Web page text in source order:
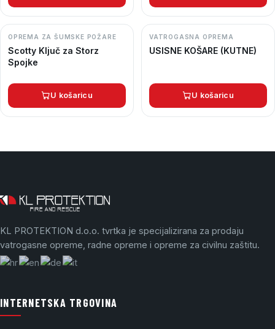
OPREMA ZA ŠUMSKE POŽARE
Scotty Ključ za Storz
Spojke
U košaricu
VATROGASNA OPREMA
USISNE KOŠARE (KUTNE)
U košaricu
KL PROTEKTION d.o.o. tvrtka je specijalizirana za prodaju
vatrogasne opreme, radne opreme i opreme za civilnu zaštitu.
INTERNETSKA TRGOVINA